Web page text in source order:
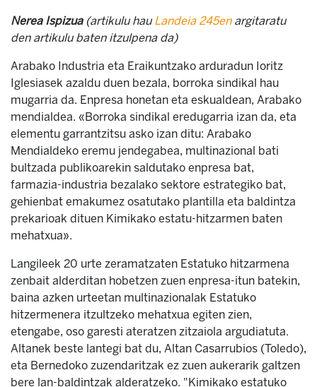
Nerea Ispizua(artikulu hauLandeia 245enargitaratu
den artikulu baten itzulpena da)
Arabako Industria eta Eraikuntzako arduradun Ioritz
Iglesiasek azaldu duen bezala, borroka sindikal hau
mugarria da. Enpresa honetan eta eskualdean, Arabako
mendialdea. «Borroka sindikal eredugarria izan da, eta
elementu garrantzitsu asko izan ditu: Arabako
Mendialdeko eremu jendegabea, multinazional bati
bultzada publikoarekin saldutako enpresa bat,
farmazia-industria bezalako sektore estrategiko bat,
gehienbat emakumez osatutako plantilla eta baldintza
prekarioak dituen Kimikako estatu-hitzarmen baten
mehatxua».
Langileek 20 urte zeramatzaten Estatuko hitzarmena
zenbait alderditan hobetzen zuen enpresa-itun batekin,
baina azken urteetan multinazionalak Estatuko
hitzermenera itzultzeko mehatxua egiten zien,
etengabe, oso garesti ateratzen zitzaiola argudiatuta.
Altanek beste lantegi bat du, Altan Casarrubios (Toledo),
eta Bernedoko zuzendaritzak ez zuen aukerarik galtzen
bere lan-baldintzak alderatzeko. "Kimikako estatuko